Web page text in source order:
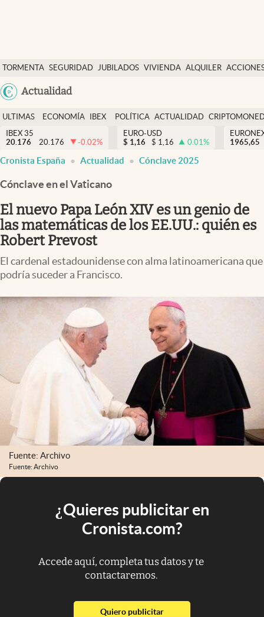
TORMENTA SEGURIDAD JUBILADOS VIVIENDA ALQUILER
USA
Actualidad
Economía y finanzas
Política
Actualidad
Criptomonedas
España
ULTIMAS
NOTICIAS
ECONOMÍA
FINANZAS
IBEX
EURO
POLÍTICA ACTUALIDAD
IBEX 35
20.176
20.176 -0.02%
EURO-USD
$ 1,16 $ 1,16 0.01%
1965,65
Cronista España Actualidad Cónclave 2025
Cónclave en el Vaticano
El nuevo Papa León XIV es un genio de
las matemáticas de los EE.UU.: quién es
Robert Prevost
El cardenal estadounidense con alma latinoamericana que
podría suceder a Francisco.
Fuente: Archivo
Fuente: Archivo
¿Quieres publicitar en
Cronista.com?
Accede aquí, completa tus datos y te
contactaremos.
Quiero publicitarabre en nueva pestaña